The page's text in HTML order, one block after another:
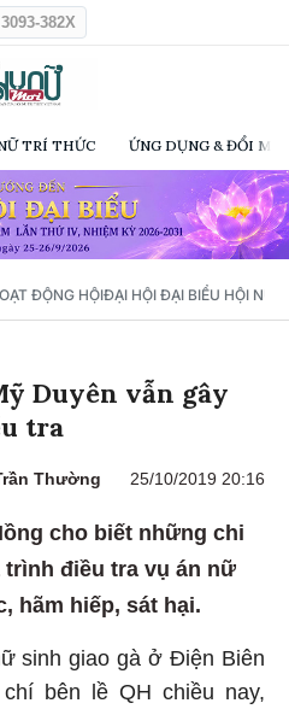
382X
TRÍ THỨC ỨNG DỤNG & ĐỔI
ĐỘNG HỘIĐẠI HỘI ĐẠI BIỂU HỘI NỮ
Duyên vẫn gây
tra
Thường 25/10/2019 20:16
cho biết những chi
điều tra vụ án nữ
hãm hiếp, sát hại.
sinh giao gà ở Điện Biên
bên lề QH chiều nay,